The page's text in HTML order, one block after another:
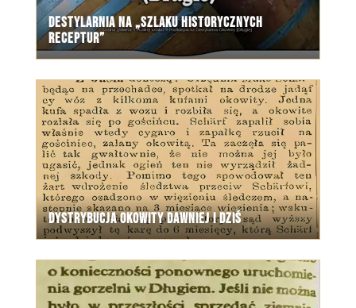
Destylarnia na „Szlaku Historycznych
Receptur”
Dystrybucja okowity dawniej i dziś